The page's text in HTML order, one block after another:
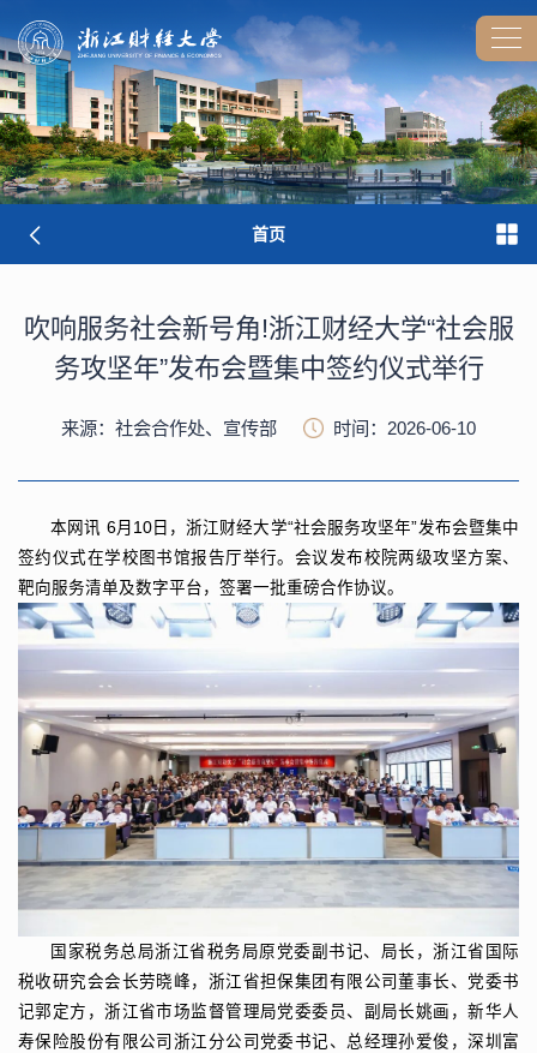
首页
吹响服务社会新号角!浙江财经大学“社会服
务攻坚年”发布会暨集中签约仪式举行
来源：社会合作处、宣传部 时间：2026-06-10
本网讯 6月10日，浙江财经大学“社会服务攻坚年”发布会暨集中
签约仪式在学校图书馆报告厅举行。会议发布校院两级攻坚方案、
靶向服务清单及数字平台，签署一批重磅合作协议。
国家税务总局浙江省税务局原党委副书记、局长，浙江省国际
税收研究会会长劳晓峰，浙江省担保集团有限公司董事长、党委书
记郭定方，浙江省市场监督管理局党委委员、副局长姚画，新华人
寿保险股份有限公司浙江分公司党委书记、总经理孙爱俊，深圳富